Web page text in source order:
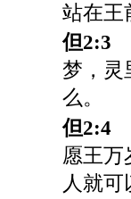
站在王
但2:3
梦，灵
么。
但2:4
愿王万
人就可